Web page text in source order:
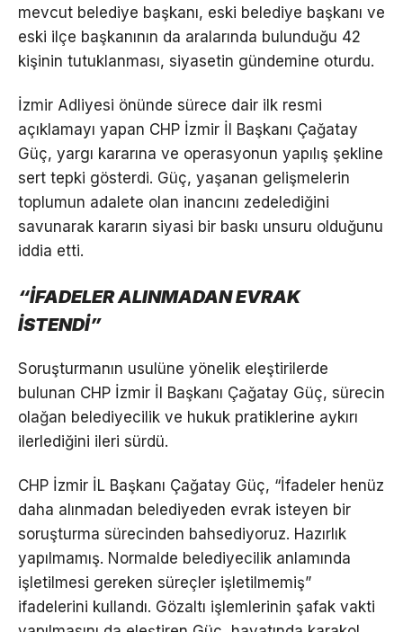
mevcut belediye başkanı, eski belediye başkanı ve
eski ilçe başkanının da aralarında bulunduğu 42
kişinin tutuklanması, siyasetin gündemine oturdu.
İzmir Adliyesi önünde sürece dair ilk resmi
açıklamayı yapan CHP İzmir İl Başkanı Çağatay
Güç, yargı kararına ve operasyonun yapılış şekline
sert tepki gösterdi. Güç, yaşanan gelişmelerin
toplumun adalete olan inancını zedelediğini
savunarak kararın siyasi bir baskı unsuru olduğunu
iddia etti.
“İFADELER ALINMADAN EVRAK
İSTENDİ”
Soruşturmanın usulüne yönelik eleştirilerde
bulunan CHP İzmir İl Başkanı Çağatay Güç, sürecin
olağan belediyecilik ve hukuk pratiklerine aykırı
ilerlediğini ileri sürdü.
CHP İzmir İL Başkanı Çağatay Güç, “İfadeler henüz
daha alınmadan belediyeden evrak isteyen bir
soruşturma sürecinden bahsediyoruz. Hazırlık
yapılmamış. Normalde belediyecilik anlamında
işletilmesi gereken süreçler işletilmemiş”
ifadelerini kullandı. Gözaltı işlemlerinin şafak vakti